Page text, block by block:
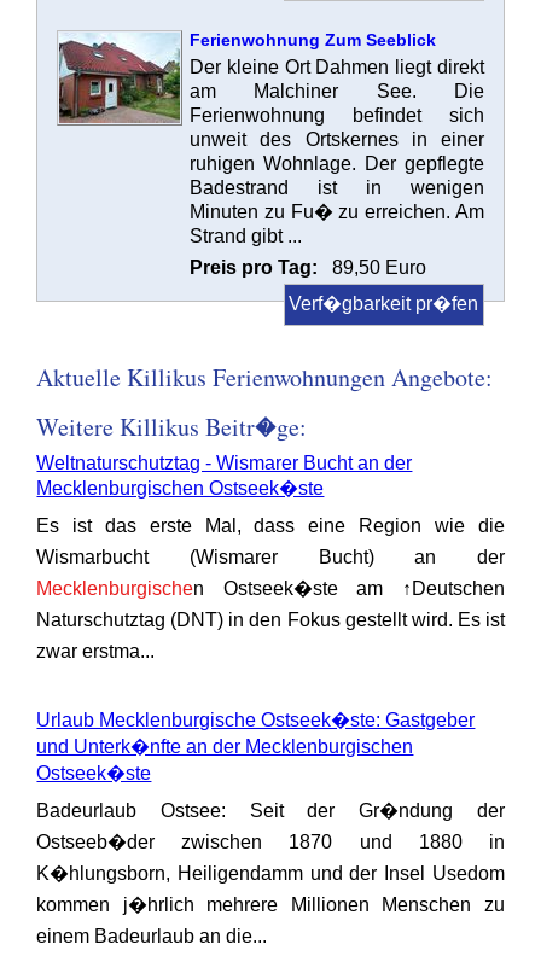
Ferienwohnung Zum Seeblick
Der kleine Ort Dahmen liegt direkt
am Malchiner See. Die
Ferienwohnung befindet sich
unweit des Ortskernes in einer
ruhigen Wohnlage. Der gepflegte
Badestrand ist in wenigen
Minuten zu Fu� zu erreichen. Am
Strand gibt ...
Preis pro Tag:
89,50 Euro
Verf�gbarkeit pr�fen
Aktuelle Killikus Ferienwohnungen Angebote:
Weitere Killikus Beitr�ge:
Weltnaturschutztag - Wismarer Bucht an der
Mecklenburgischen Ostseek�ste
Es ist das erste Mal, dass eine Region wie die
Wismarbucht (Wismarer Bucht) an der
Mecklenburgischen Ostseek�ste am ↑Deutschen
Naturschutztag (DNT) in den Fokus gestellt wird. Es ist
zwar erstma...
Urlaub Mecklenburgische Ostseek�ste: Gastgeber
und Unterk�nfte an der Mecklenburgischen
Ostseek�ste
Badeurlaub Ostsee: Seit der Gr�ndung der
Ostseeb�der zwischen 1870 und 1880 in
K�hlungsborn, Heiligendamm und der Insel Usedom
kommen j�hrlich mehrere Millionen Menschen zu
einem Badeurlaub an die...